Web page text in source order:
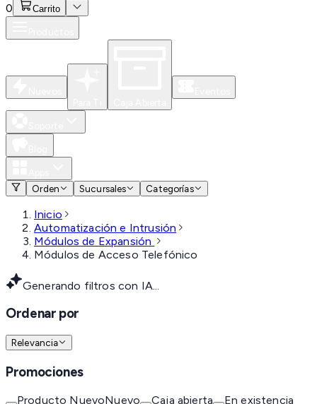
0 Carrito
Orden
Sucursales Categorías
Inicio
Automatización e Intrusión
Módulos de Expansión
Módulos de Acceso Telefónico
Generando filtros con IA...
Ordenar por
Relevancia
Promociones
Producto NuevoNuevo Caja abierta En existencia